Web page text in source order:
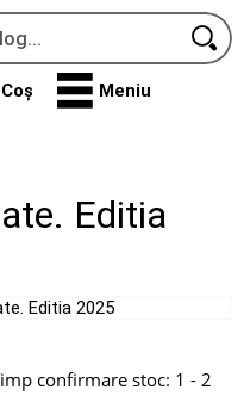
Coș Meniu
Editia
confirmare stoc: 1 - 2